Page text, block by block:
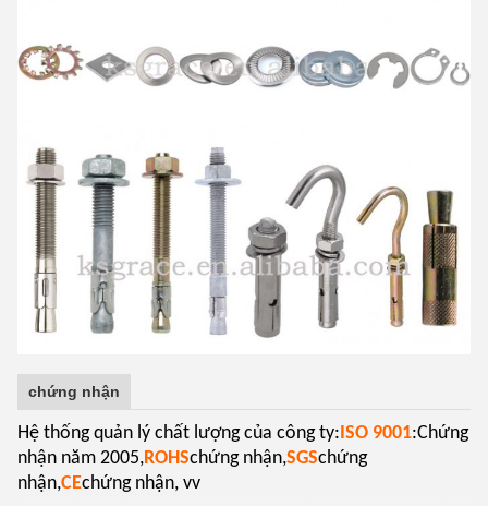
chứng nhận
Hệ thống quản lý chất lượng của công ty: ISO 9001:Chứng
nhận năm 2005,ROHSchứng nhận,SGSchứng
nhận,CEchứng nhận, vv